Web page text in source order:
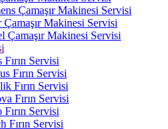
Çamaşır Makinesi Servisi
Çamaşır Makinesi Servisi
Çamaşır Makinesi Servisi
Fırın Servisi
Fırın Servisi
Fırın Servisi
Fırın Servisi
Fırın Servisi
Fırın Servisi